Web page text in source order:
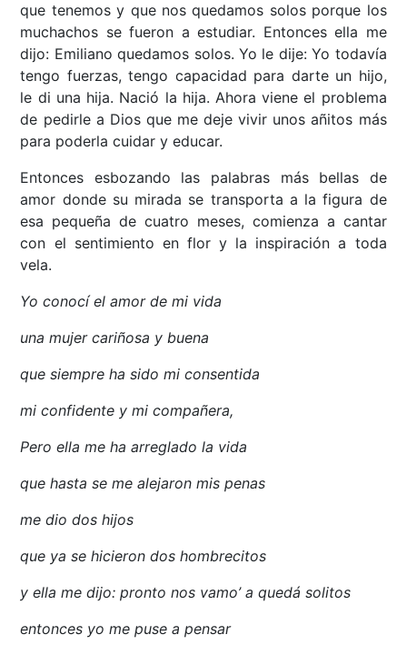
que tenemos y que nos quedamos solos porque los
muchachos se fueron a estudiar. Entonces ella me
dijo: Emiliano quedamos solos. Yo le dije: Yo todavía
tengo fuerzas, tengo capacidad para darte un hijo,
le di una hija. Nació la hija. Ahora viene el problema
de pedirle a Dios que me deje vivir unos añitos más
para poderla cuidar y educar.
Entonces esbozando las palabras más bellas de
amor donde su mirada se transporta a la figura de
esa pequeña de cuatro meses, comienza a cantar
con el sentimiento en flor y la inspiración a toda
vela.
Yo conocí el amor de mi vida
una mujer cariñosa y buena
que siempre ha sido mi consentida
mi confidente y mi compañera,
Pero ella me ha arreglado la vida
que hasta se me alejaron mis penas
me dio dos hijos
que ya se hicieron dos hombrecitos
y ella me dijo: pronto nos vamo’ a quedá solitos
entonces yo me puse a pensar